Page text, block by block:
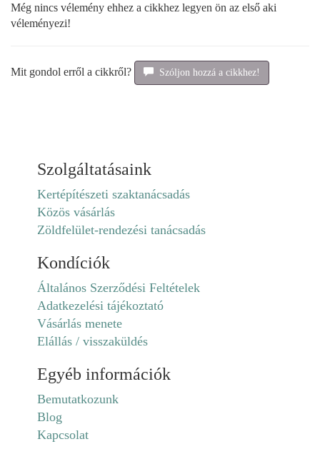
Még nincs vélemény ehhez a cikkhez legyen ön az első aki
véleményezi!
Mit gondol erről a cikkről? Szóljon hozzá a cikkhez!
Szolgáltatásaink
Kertépítészeti szaktanácsadás
Közös vásárlás
Zöldfelület-rendezési tanácsadás
Kondíciók
Általános Szerződési Feltételek
Adatkezelési tájékoztató
Vásárlás menete
Elállás / visszaküldés
Egyéb információk
Bemutatkozunk
Blog
Kapcsolat